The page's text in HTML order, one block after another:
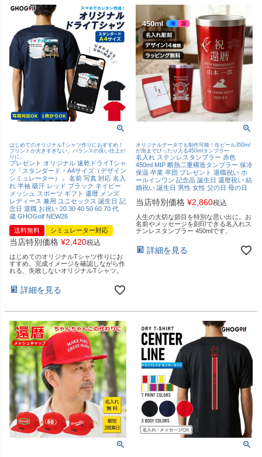
はじめてのオリジナルTシャツ作りにおすすめ！
プリントが大きすぎない、バランスの良い仕上が
りに。
プレゼント オリジナル 速乾ドライTシャ
ツ「スタンダード・A4サイズ（デザイン
シミュレーター）」 名前 写真 対応 名入
れ 半袖 吸汗 レッド ブラック ネイビー
メッシュ スポーツ ギフト 還暦 メンズ
レディース 兼用 ユニセックス 誕生日 記
念日 退職 お祝い 20 30 40 50 60 70 代
歳 GHOGolf NEW26
送料無料
シミュレーター対応
当店特別価格 ¥2,420税込
はじめてのオリジナルTシャツ作りにお
すすめ。完成イメージを確認しながら作
れる、失敗しないオリジナルTシャツ。
詳細を見る
オリジナルデータでも制作可能！缶ビール350ml
が泡までぴったり入る450mlタンブラー
名入れ ステンレスタンブラー 赤色
450ml MIP 断熱二重構造タンブラー 保冷
保温 卒業 卒団 プレゼント 退職祝い ホ
ールインワン 記念品 誕生日 還暦祝い 結
婚祝い 誕生日 男性 女性 父の日 母の日
当店特別価格 ¥2,860税込
人生の大切な節目を特別な思い出に。お
名前やメッセージを刻印できる名入れス
テンレスタンブラー 450mlです。
詳細を見る